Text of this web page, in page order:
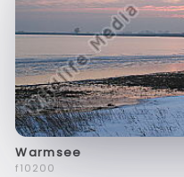
Warmsee
f10200